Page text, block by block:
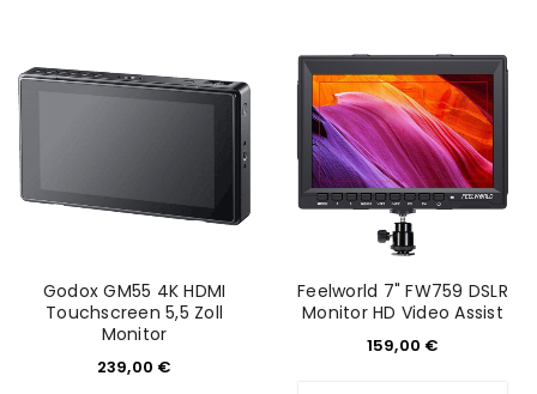
Godox GM55 4K HDMI
Touchscreen 5,5 Zoll
Monitor
239,00 €
Feelworld 7" FW759 DSLR
Monitor HD Video Assist
159,00 €